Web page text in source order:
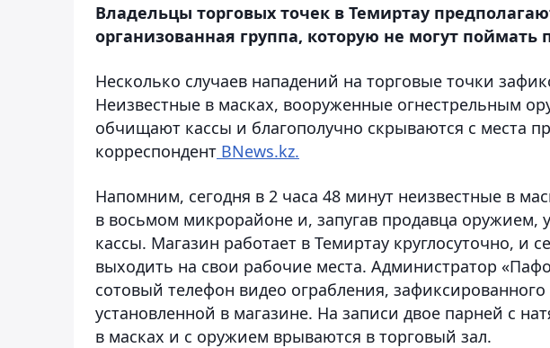
Владельцы торговых точек в Темиртау
организованная группа, которую не могут поймать
Несколько случаев нападений на торговые точки
Неизвестные в масках, вооруженные огнестрельным
обчищают кассы и благополучно скрываются с места
корреспондент BNews.kz.
Напомним, сегодня в 2 часа 48 минут неизвестные в
в восьмом микрорайоне и, запугав продавца оружием,
кассы. Магазин работает в Темиртау круглосуточно, и
выходить на свои рабочие места. Администратор
сотовый телефон видео ограбления,
установленной в магазине. На записи двое парней с
в масках и с оружием врываются в торговый зал.